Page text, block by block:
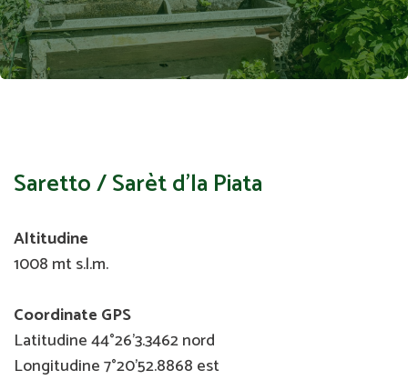
Saretto / Sarèt d’la Piata
Altitudine
1008 mt s.l.m.
Coordinate GPS
Latitudine 44°26'3.3462 nord
Longitudine 7°20'52.8868 est